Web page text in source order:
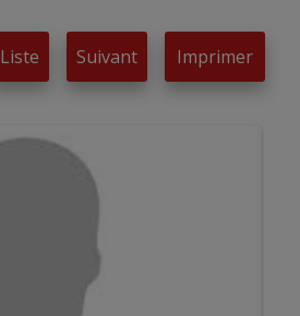
Liste Suivant Imprimer